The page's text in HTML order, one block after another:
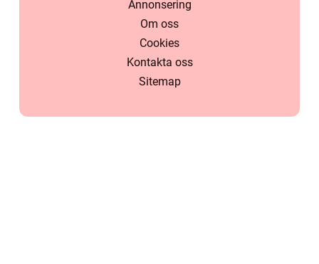
Annonsering
Om oss
Cookies
Kontakta oss
Sitemap